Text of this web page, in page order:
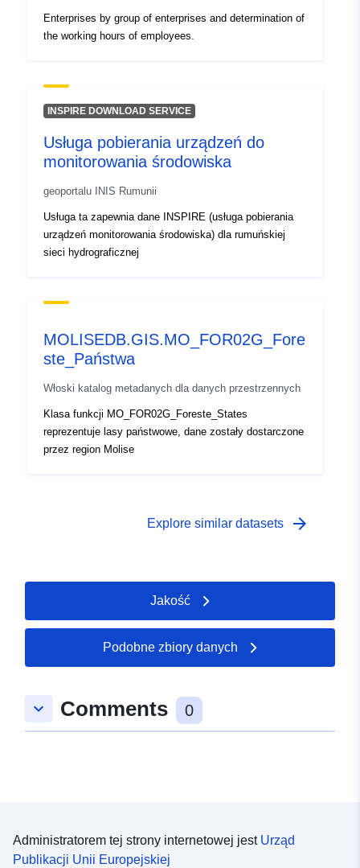
30 July 2026
], [ 2.54, 49.49 ], [ 2.54, 51.51
Typ: Polygon
Identyfikatory:
uriRef:
http://data.europa.eu/88u/dataset/
coverage:
31 December 1992
Enterprises by group of enterprises and determination of
the working hours of employees.
INSPIRE DOWNLOAD SERVICE
Usługa pobierania urządzeń do
monitorowania środowiska
geoportalu INIS Rumunii
Usługa ta zapewnia dane INSPIRE (usługa pobierania
urządzeń monitorowania środowiska) dla rumuńskiej
sieci hydrograficznej
MOLISEDB.GIS.MO_FOR02G_Fore
ste_Państwa
Włoski katalog metadanych dla danych przestrzennych
Klasa funkcji MO_FOR02G_Foreste_States
reprezentuje lasy państwowe, dane zostały dostarczone
przez region Molise
Explore similar datasets arrow_forward
Jakość
Podobne zbiory danych
keyboard_arrow_down Comments 0
Administratorem tej strony internetowej jest Urząd
Publikacji Unii Europejskiej